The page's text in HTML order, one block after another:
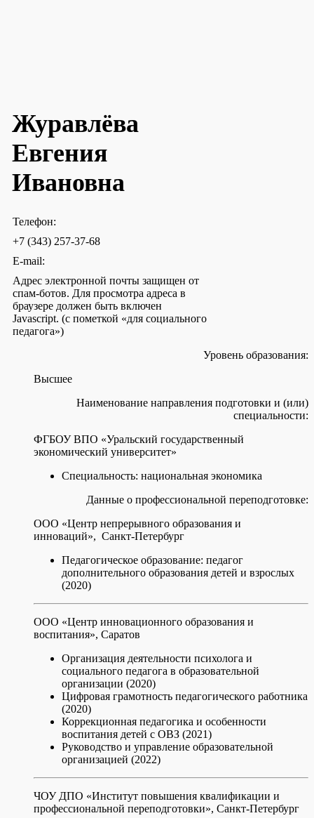
Журавлёва
Евгения
Ивановна
Телефон:
+7 (343) 257-37-68
E-mail:
Адрес электронной почты защищен от
спам-ботов. Для просмотра адреса в
браузере должен быть включен
Javascript. (с пометкой «для социального
педагога»)
Уровень образования:
Высшее
Наименование направления подготовки и (или)
специальности:
ФГБОУ ВПО «Уральский государственный
экономический университет»
Специальность: национальная экономика
Данные о профессиональной переподготовке:
ООО «Центр непрерывного образования и
инноваций», Санкт-Петербург
Педагогическое образование: педагог
дополнительного образования детей и взрослых
(2020)
ООО «Центр инновационного образования и
воспитания», Саратов
Организация деятельности психолога и
социального педагога в образовательной
организации (2020)
Цифровая грамотность педагогического работника
(2020)
Коррекционная педагогика и особенности
воспитания детей с ОВЗ (2021)
Руководство и управление образовательной
организацией (2022)
ЧОУ ДПО «Институт повышения квалификации и
профессиональной переподготовки», Санкт-Петербург